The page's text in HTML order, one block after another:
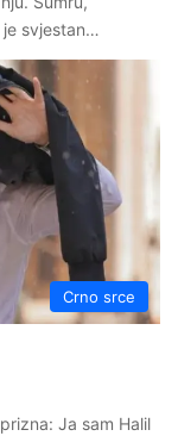
je svjestan…
Crno srce
Ja sam Halil